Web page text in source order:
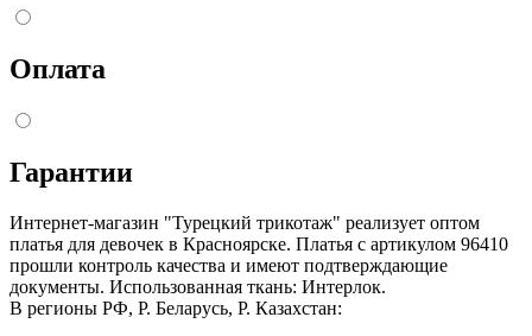
Оплата
Гарантии
Интернет-магазин "Турецкий трикотаж" реализует оптом
платья для девочек в Красноярске. Платья с артикулом 96410
прошли контроль качества и имеют подтверждающие
документы. Использованная ткань: Интерлок.
В регионы РФ, Р. Беларусь, Р. Казахстан: